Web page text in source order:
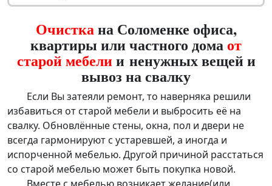
Очисткана Соломенке офиса,
квартиры или частного дома от
старой мебелии ненужных вещей и
вывоз на свалку
Если Вы затеяли ремонт, то наверняка решили
избавиться от старой мебели и выбросить её на
свалку. Обновлённые стены, окна, пол и двери не
всегда гармонируют с устаревшей, а иногда и
испорченной мебелью. Другой причиной расстаться
со старой мебелью может быть покупка новой.